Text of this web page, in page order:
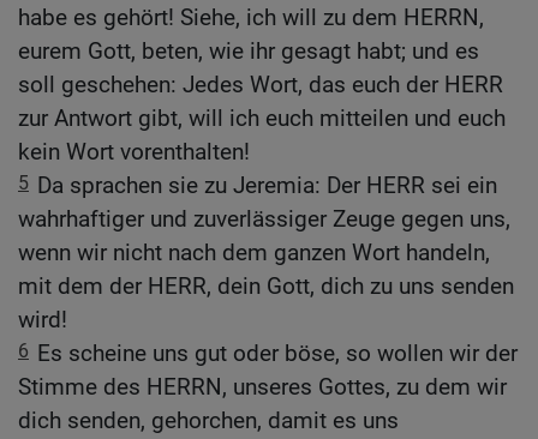
habe es gehört! Siehe, ich will zu dem HERRN,
eurem Gott, beten, wie ihr gesagt habt; und es
soll geschehen: Jedes Wort, das euch der HERR
zur Antwort gibt, will ich euch mitteilen und euch
kein Wort vorenthalten!
5 Da sprachen sie zu Jeremia: Der HERR sei ein
wahrhaftiger und zuverlässiger Zeuge gegen uns,
wenn wir nicht nach dem ganzen Wort handeln,
mit dem der HERR, dein Gott, dich zu uns senden
wird!
6 Es scheine uns gut oder böse, so wollen wir der
Stimme des HERRN, unseres Gottes, zu dem wir
dich senden, gehorchen, damit es uns